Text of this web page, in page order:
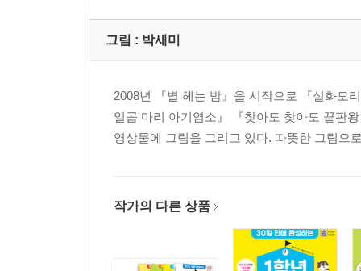
그림 : 박새미
2008년 『별 헤는 밤』을 시작으로 『설화모
일곱 마리 아기염소』 『찾아도 찾아도 끝판
영상물에 그림을 그리고 있다. 따뜻한 그림으
작가의 다른 상품